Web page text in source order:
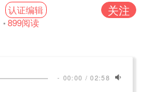
视频
认证编辑
899阅读
关注
- 00:00 /02:58